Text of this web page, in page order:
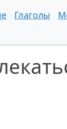
Глаголы